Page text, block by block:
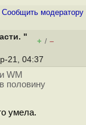
Cообщить модератору
" + / –
21, 04:37
WM
половину
умела.